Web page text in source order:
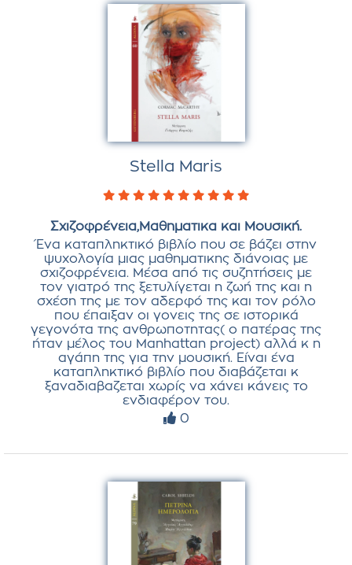
Stella Maris
Σχιζοφρένεια,Μαθηματικα και Μουσική.
Ένα καταπληκτικό βιβλίο που σε βάζει στην
ψυχολογία μιας μαθηματικης διάνοιας με
σχιζοφρένεια. Μέσα από τις συζητήσεις με
τον γιατρό της ξετυλίγεται η ζωή της και η
σχέση της με τον αδερφό της και τον ρόλο
που έπαιξαν οι γονεις της σε ιστορικά
γεγονότα της ανθρωποτητας( ο πατέρας της
ήταν μέλος του Manhattan project) αλλά κ η
αγάπη της για την μουσική. Είναι ένα
καταπληκτικό βιβλίο που διαβάζεται κ
ξαναδιαβαζεται χωρίς να χάνει κάνεις το
ενδιαφέρον του.
0